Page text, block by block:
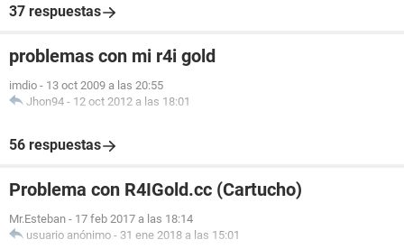
37 respuestas
problemas con mi r4i gold
imdio - 13 oct 2009 a las 20:55
Jhon94 - 12 oct 2012 a las 18:01
56 respuestas
Problema con R4IGold.cc (Cartucho)
Mr.Esteban - 17 feb 2017 a las 18:14
usuario anónimo - 31 ene 2018 a las 15:01